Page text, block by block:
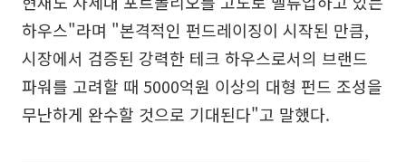
하우스"라며 "본격적인 펀드레이징이 시작된 만큼,
시장에서 검증된 강력한 테크 하우스로서의 브랜드
파워를 고려할 때 5000억원 이상의 대형 펀드 조성을
무난하게 완수할 것으로 기대된다"고 말했다.